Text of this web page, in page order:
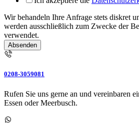
Wir behandeln Ihre Anfrage stets diskret
werden ausschließlich zum Zwecke der
verwendet.
Absenden
0208-3059081
Rufen Sie uns gerne an und vereinbaren
Essen oder Meerbusch.